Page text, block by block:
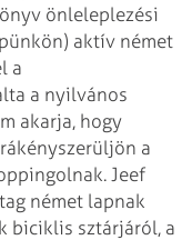
önleleplezési
aktív német
a
a nyilvános
akarja, hogy
a
Jeef
német lapnak
biciklis sztárjáról, a